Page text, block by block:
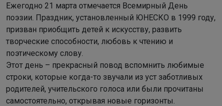
Ежегодно 21 марта отмечается Всемирный День
поэзии. Праздник, установленный ЮНЕСКО в 1999 году,
призван приобщить детей к искусству, развить
творческие способности, любовь к чтению и
поэтическому слову.
Этот день – прекрасный повод вспомнить любимые
строки, которые когда-то звучали из уст заботливых
родителей, учительского голоса или были прочитаны
самостоятельно, открывая новые горизонты.